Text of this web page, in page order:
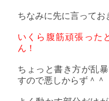
ちなみに先に言ってお
いくら腹筋頑張った
ん！
ちょっと書き方が乱
すので悪しからず＾＾